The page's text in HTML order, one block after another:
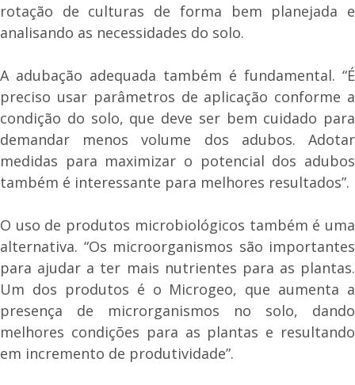
rotação de culturas de forma bem planejada e
analisando as necessidades do solo.
A adubação adequada também é fundamental. “É
preciso usar parâmetros de aplicação conforme a
condição do solo, que deve ser bem cuidado para
demandar menos volume dos adubos. Adotar
medidas para maximizar o potencial dos adubos
também é interessante para melhores resultados”.
O uso de produtos microbiológicos também é uma
alternativa. “Os microorganismos são importantes
para ajudar a ter mais nutrientes para as plantas.
Um dos produtos é o Microgeo, que aumenta a
presença de microrganismos no solo, dando
melhores condições para as plantas e resultando
em incremento de produtividade”.